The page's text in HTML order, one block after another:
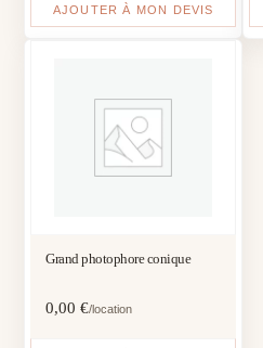
AJOUTER À MON DEVIS
Grand photophore conique
0,00€/location